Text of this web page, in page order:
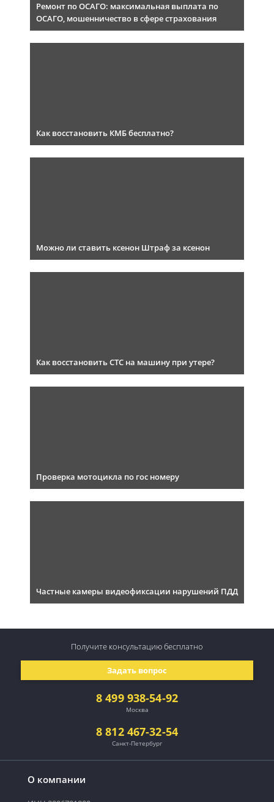
Ремонт по ОСАГО: максимальная выплата по
ОСАГО, мошенничество в сфере страхования
Как восстановить КМБ бесплатно?
Можно ли ставить ксенон Штраф за ксенон
Как восстановить СТС на машину при утере?
Проверка мотоцикла по гос номеру
Частные камеры видеофиксации нарушений ПДД
О компании
8 499 938-54-92
Москва
8 812 467-32-54
Санкт-Петербург
Задать вопрос
Получите консультациюбесплатно